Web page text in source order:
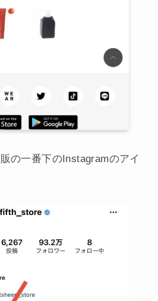
の一番下のInstagramのアイ